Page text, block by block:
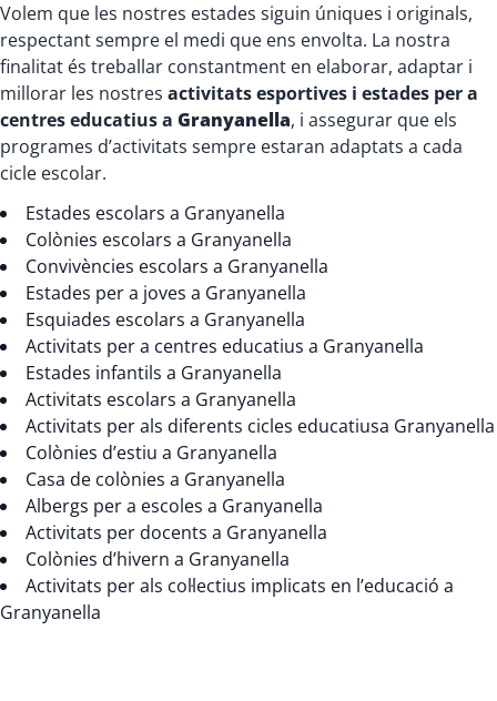
Volem que les nostres estades siguin úniques i originals,
respectant sempre el medi que ens envolta. La nostra
finalitat és treballar constantment en elaborar, adaptar i
millorar les nostres activitats esportives i estades per a
centres educatius a Granyanella, i assegurar que els
programes d’activitats sempre estaran adaptats a cada
cicle escolar.
Estades escolars a Granyanella
Colònies escolars a Granyanella
Convivències escolars a Granyanella
Estades per a joves a Granyanella
Esquiades escolars a Granyanella
Activitats per a centres educatius a Granyanella
Estades infantils a Granyanella
Activitats escolars a Granyanella
Activitats per als diferents cicles educatiusa Granyanella
Colònies d’estiu a Granyanella
Casa de colònies a Granyanella
Albergs per a escoles a Granyanella
Activitats per docents a Granyanella
Colònies d’hivern a Granyanella
Activitats per als col·lectius implicats en l’educació a
Granyanella